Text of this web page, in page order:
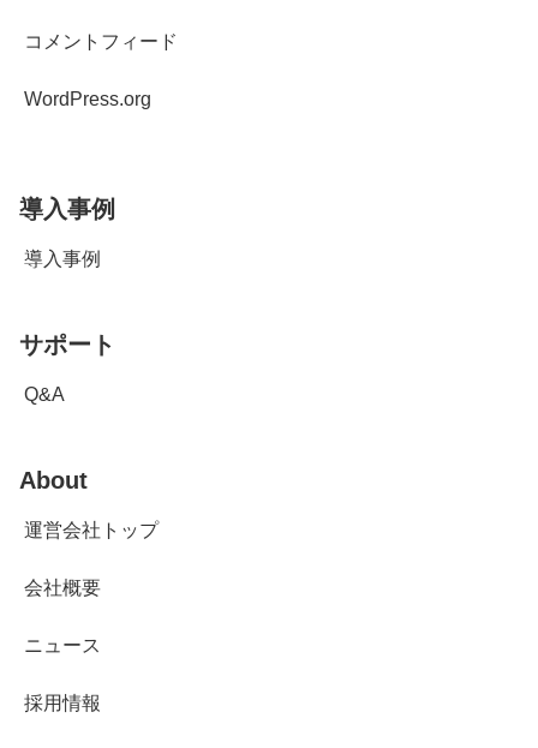
コメントフィード
WordPress.org
導入事例
導入事例
サポート
Q&A
About
運営会社トップ
会社概要
ニュース
採用情報